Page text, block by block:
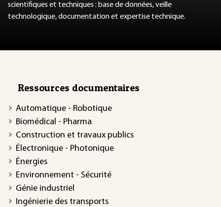
scientifiques et techniques : base de données, veille
technologique, documentation et expertise technique.
Ressources documentaires
Automatique - Robotique
Biomédical - Pharma
Construction et travaux publics
Électronique - Photonique
Énergies
Environnement - Sécurité
Génie industriel
Ingénierie des transports